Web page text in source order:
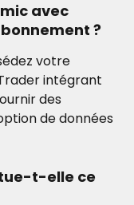
avec
?
votre
intégrant
des
de données
t-elle ce